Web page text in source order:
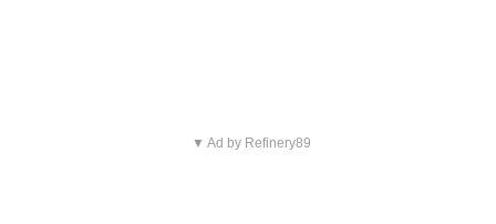
▼ Ad by Refinery89